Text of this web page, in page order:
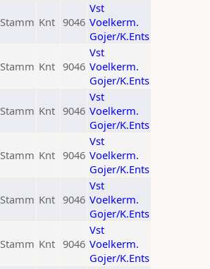
Stamm Knt 9046
Vst
Voelkerm.
Gojer/K.Ents
Stamm Knt 9046
Vst
Voelkerm.
Gojer/K.Ents
Stamm Knt 9046
Vst
Voelkerm.
Gojer/K.Ents
Stamm Knt 9046
Vst
Voelkerm.
Gojer/K.Ents
Stamm Knt 9046
Vst
Voelkerm.
Gojer/K.Ents
Stamm Knt 9046
Vst
Voelkerm.
Gojer/K.Ents